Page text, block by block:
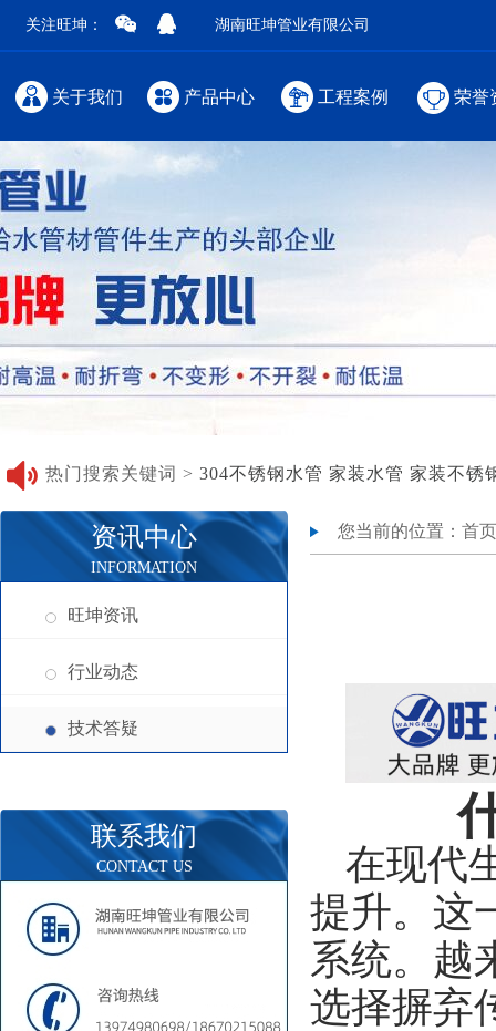
关注旺坤： 湖南旺坤管业有限公司
关于我们 产品中心 工程案例 荣誉
热门搜索关键词 > 304不锈钢水管 家装水管 家装不锈
资讯中心
INFORMATION
旺坤资讯
行业动态
技术答疑
联系我们
CONTACT US
您当前的位置： 首页
在现代
提升。这
系统。越
选择摒弃